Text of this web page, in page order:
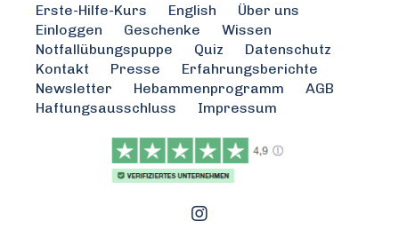
Erste-Hilfe-Kurs English
Über uns
Einloggen
Geschenke
Wissen
Notfallübungspuppe
Quiz
Datenschutz
Kontakt
Presse
Erfahrungsberichte
Newsletter
Hebammenprogramm
AGB
Haftungsausschluss
Impressum